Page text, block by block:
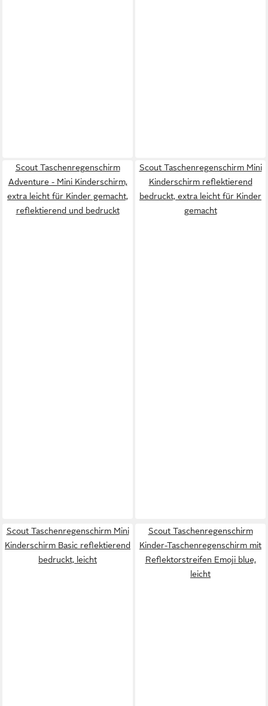
Scout Taschenregenschirm
Adventure - Mini Kinderschirm,
extra leicht für Kinder gemacht,
reflektierend und bedruckt
Scout Taschenregenschirm Mini
Kinderschirm reflektierend
bedruckt, extra leicht für Kinder
gemacht
Scout Taschenregenschirm Mini
Kinderschirm Basic reflektierend
bedruckt, leicht
Scout Taschenregenschirm
Kinder-Taschenregenschirm mit
Reflektorstreifen Emoji blue,
leicht